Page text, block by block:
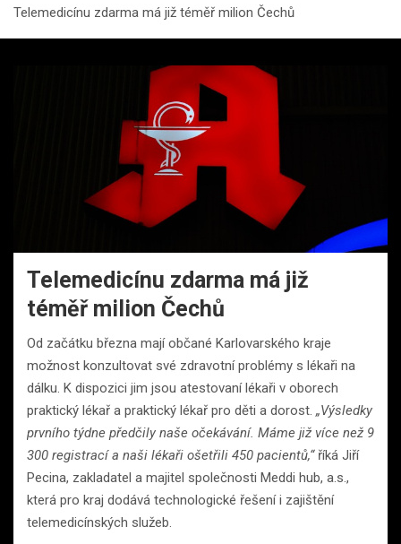
Telemedicínu zdarma má již téměř milion Čechů
Telemedicínu zdarma má již
téměř milion Čechů
Od začátku března mají občané Karlovarského kraje
možnost konzultovat své zdravotní problémy s lékaři na
dálku. K dispozici jim jsou atestovaní lékaři v oborech
praktický lékař a praktický lékař pro děti a dorost. „Výsledky
prvního týdne předčily naše očekávání. Máme již více než 9
300 registrací a naši lékaři ošetřili 450 pacientů,“ říká Jiří
Pecina, zakladatel a majitel společnosti Meddi hub, a.s.,
která pro kraj dodává technologické řešení i zajištění
telemedicínských služeb.